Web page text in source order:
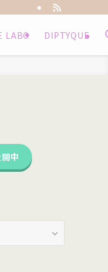
LABO DIPTYQUE
中